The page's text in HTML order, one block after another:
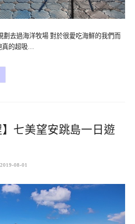
劃去過海洋牧場 對於很愛吃海鮮的我們而
的超吸…
】七美望安跳島一日遊
2019-08-01